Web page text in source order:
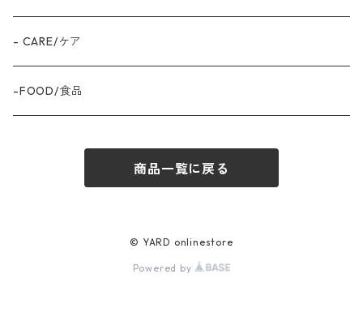
- CARE/ケア
-FOOD/食品
商品一覧に戻る
© YARD onlinestore
Powered by